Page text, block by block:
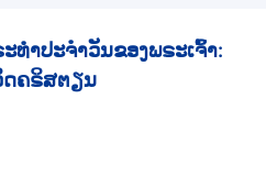
ທຳປະຈຳວັນຂອງພຣະເຈົ້າ:
ດຄຣິສຕຽນ